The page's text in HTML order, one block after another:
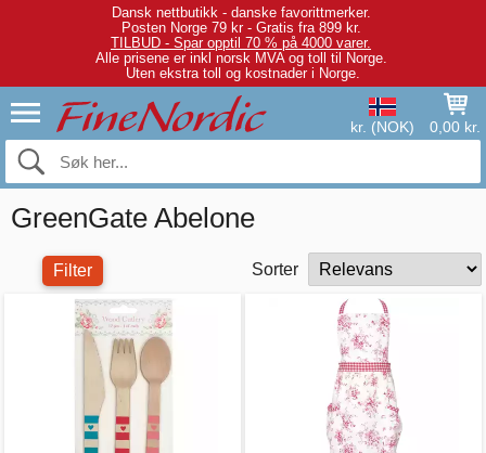
Dansk nettbutikk - danske favorittmerker.
Posten Norge 79 kr - Gratis fra 899 kr.
TILBUD - Spar opptil 70 % på 4000 varer.
Alle prisene er inkl norsk MVA og toll til Norge.
Uten ekstra toll og kostnader i Norge.
kr. (NOK) 0,00 kr.
GreenGate Abelone
Filter Sorter